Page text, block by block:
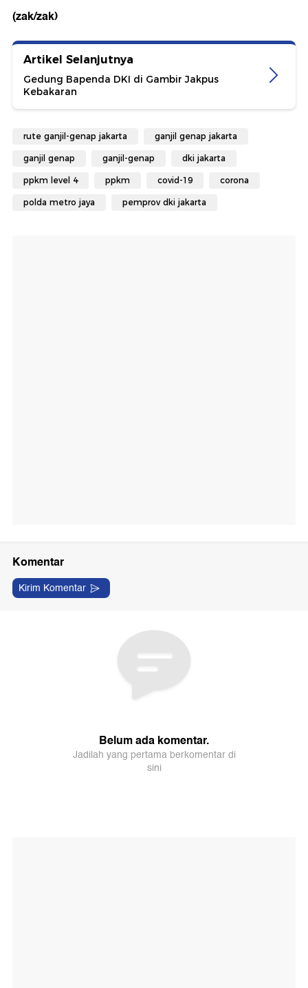
(zak/zak)
Artikel Selanjutnya
Gedung Bapenda DKI di Gambir Jakpus
Kebakaran
rute ganjil-genap jakarta ganjil genap jakarta
ganjil genap ganjil-genap dki jakarta
ppkm level 4 ppkm covid-19 corona
polda metro jaya pemprov dki jakarta